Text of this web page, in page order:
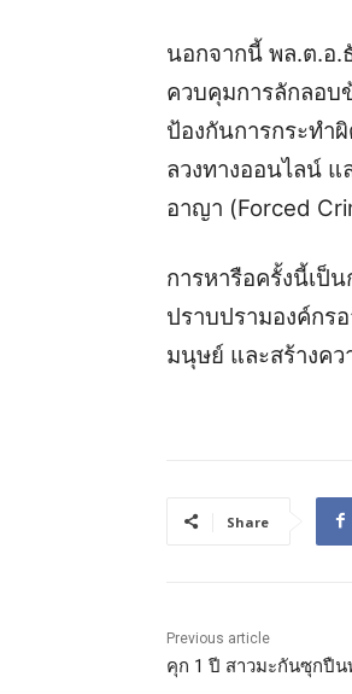
นอกจากนี้ พล.ต.อ.
ควบคุมการลักลอบ
ป้องกันการกระทำ
ลวงทางออนไลน์ แ
อาญา (Forced
การหารือครั้งนี้เป็
ปราบปรามองค์กร
มนุษย์ และสร้างคว
Share
Previous article
คุก 1 ปี สาวมะกันซุกปืน